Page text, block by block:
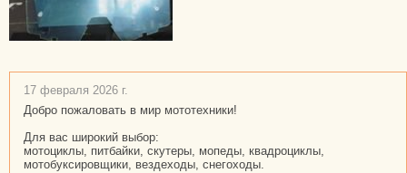
17 февраля 2026 г.
Добро пожаловать в мир мототехники!
Для вас широкий выбор:
мотоциклы, питбайки, скутеры, мопеды, квадроциклы,
мотобуксировщики, вездеходы, снегоходы.